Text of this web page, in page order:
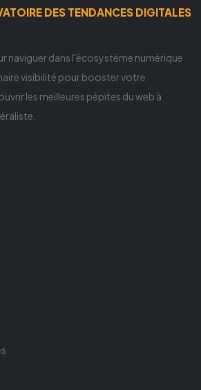
DES TENDANCES DIGITALES
naviguer dans l'écosystème numérique
visibilité pour booster votre
les meilleures pépites du web à